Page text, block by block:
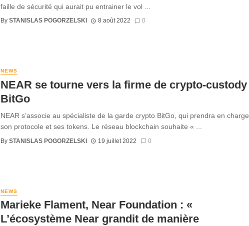
faille de sécurité qui aurait pu entrainer le vol ...
By STANISLAS POGORZELSKI 8 août 2022 0
NEWS
NEAR se tourne vers la firme de crypto-custody
BitGo
NEAR s’associe au spécialiste de la garde crypto BitGo, qui prendra en charge
son protocole et ses tokens. Le réseau blockchain souhaite « ...
By STANISLAS POGORZELSKI 19 juillet 2022 0
NEWS
Marieke Flament, Near Foundation : «
L’écosystème Near grandit de manière